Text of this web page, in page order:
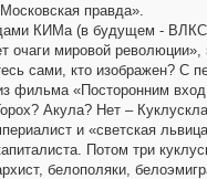
правда».
КИМа (в будущем -
очаги мировой революции»,
сами, кто изображен? С
фильма «Посторонним вход
Акула? Нет –
и «светская
Потом три
белополяки,